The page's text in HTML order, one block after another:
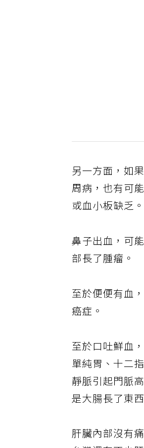
另一方面，如
周病，也有可
或血小板缺乏。
鼻子出血，可
部長了腫瘤。
至於便便有血
癌症。
至於口吐鮮血
單純胃、十二
靜脈引起門脈
是大腸長了東
肝臟內部沒有